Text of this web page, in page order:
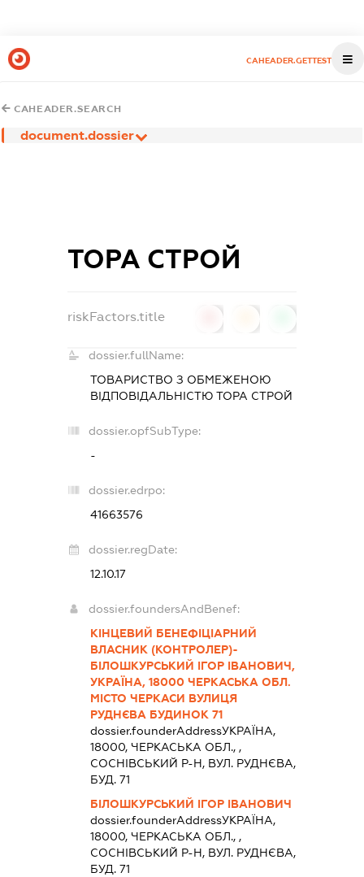
CAHEADER.GETTEST
CAHEADER.SEARCH
document.dossier
ТОРА СТРОЙ
riskFactors.title
dossier.fullName:
ТОВАРИСТВО З ОБМЕЖЕНОЮ
ВІДПОВІДАЛЬНІСТЮТОРА СТРОЙ
dossier.opfSubType:
-
dossier.edrpo:
41663576
dossier.regDate:
12.10.17
dossier.foundersAndBenef:
КІНЦЕВИЙ БЕНЕФІЦІАРНИЙ
ВЛАСНИК (КОНТРОЛЕР)-
БІЛОШКУРСЬКИЙ ІГОР ІВАНОВИЧ,
УКРАЇНА, 18000 ЧЕРКАСЬКА ОБЛ.
МІСТО ЧЕРКАСИ ВУЛИЦЯ
РУДНЄВА БУДИНОК 71
dossier.founderAddressУКРАЇНА,
18000, ЧЕРКАСЬКА ОБЛ., ,
СОСНІВСЬКИЙ Р-Н, ВУЛ. РУДНЄВА,
БУД. 71
БІЛОШКУРСЬКИЙ ІГОР ІВАНОВИЧ
dossier.founderAddressУКРАЇНА,
18000, ЧЕРКАСЬКА ОБЛ., ,
СОСНІВСЬКИЙ Р-Н, ВУЛ. РУДНЄВА,
БУД. 71